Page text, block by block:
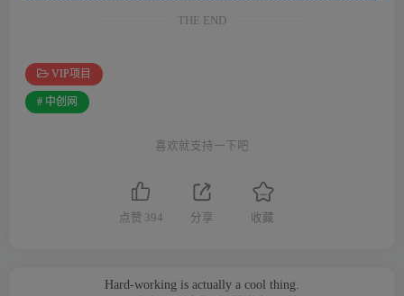
THE END
VIP项目
# 中创网
喜欢就支持一下吧
点赞 394 分享 收藏
Hard-working is actually a cool thing.